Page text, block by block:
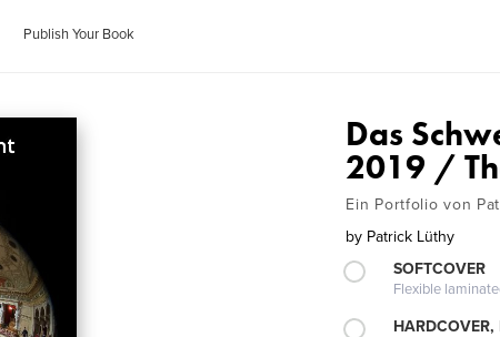
Publish Your Book
Das
2019 /
Ein Portfolio von
by Patrick Lüthy
SOFTCOVER
Flexible
HARDCOVER,